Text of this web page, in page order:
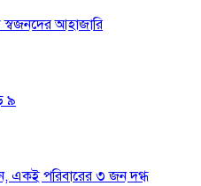
আহাজারি
৯
একই পরিবারের ৩ জন দগ্ধ